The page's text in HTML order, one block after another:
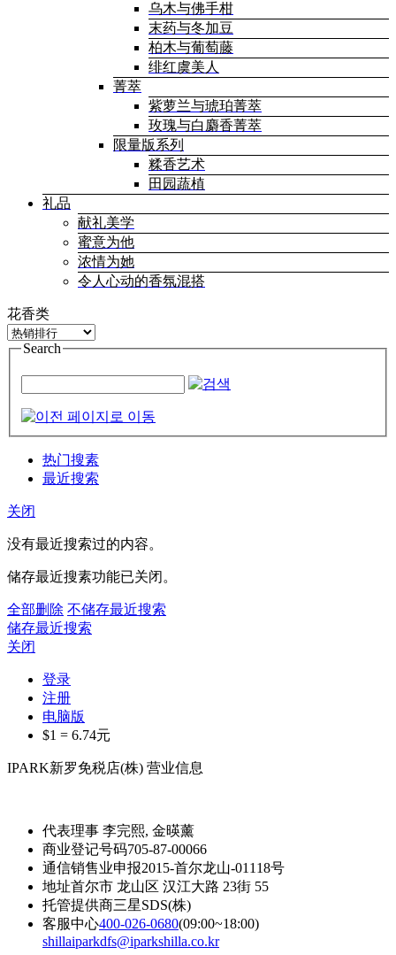
乌木与佛手柑
末药与冬加豆
柏木与葡萄藤
绯红虞美人
菁萃
紫萝兰与琥珀菁萃
玫瑰与白麝香菁萃
限量版系列
糅香艺术
田园蔬植
礼品
献礼美学
蜜意为他
浓情为她
令人心动的香氛混搭
花香类
Search
热门搜素
最近搜索
关闭
没有最近搜索过的内容。
储存最近搜素功能已关闭。
全部删除 不储存最近搜索
储存最近搜索
关闭
登录
注册
电脑版
$1 = 6.74元
IPARK新罗免税店(株) 营业信息
代表理事 李完熙, 金暎薰
商业登记号码705-87-00066
通信销售业申报2015-首尔龙山-01118号
地址首尔市 龙山区 汉江大路 23街 55
托管提供商三星SDS(株)
客服中心400-026-0680(09:00~18:00)
shillaiparkdfs@iparkshilla.co.kr